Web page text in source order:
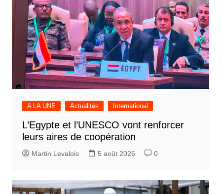
A LA UNE Actualités International
L’Egypte et l’UNESCO vont renforcer
leurs aires de coopération
Martin Levalois 5 août 2026 0